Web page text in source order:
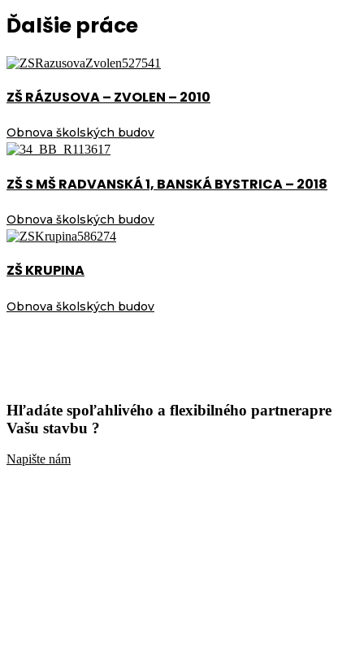
Ďalšie práce
ZŠ RÁZUSOVA – ZVOLEN – 2010
Obnova školských budov
ZŠ S MŠ RADVANSKÁ 1, BANSKÁ BYSTRICA – 2018
Obnova školských budov
ZŠ KRUPINA
Obnova školských budov
Hľadáte spoľahlivého a flexibilného partnerapre
Vašu stavbu ?
Napište nám